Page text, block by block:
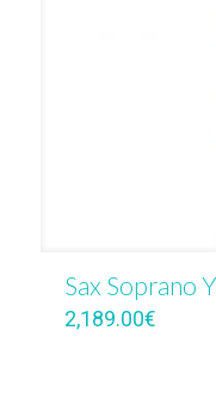
Sax Soprano
2,189.00€